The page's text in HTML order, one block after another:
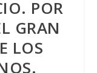
POR
GRAN
LOS